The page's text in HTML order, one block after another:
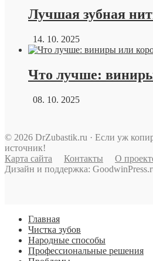
Лучшая зубная
14. 10. 2025
Что лучше:
08. 10. 2025
© 2026 DrZubastik.ru · Если уж
источник!
Карта сайта
Контакты
О
Дизайн и поддержка:
Главная
Чистка зубов
Народные способы
Профессиональные решения